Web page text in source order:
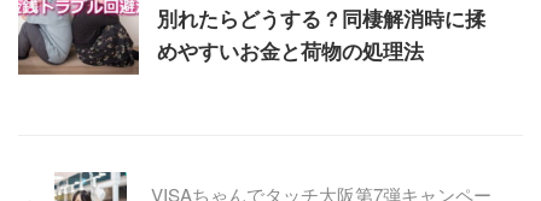
別れたらどうする？同棲解消時に揉
めやすいお金と荷物の処理法
VISAちゃんでタッチ大阪第7弾キャンペー